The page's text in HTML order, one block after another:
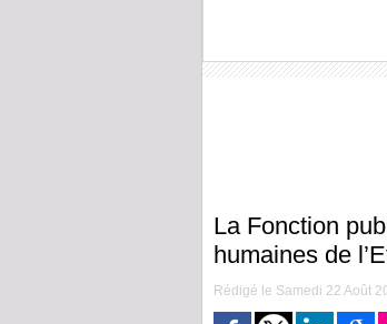
La Fonction
humaines de
Rédigé le Samedi 22 Août